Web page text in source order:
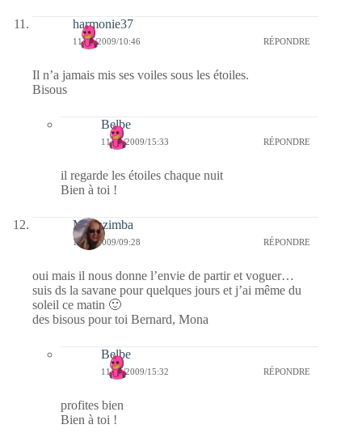
harmonie37
11/11/2009/10:46 RÉPONDRE
Il n’a jamais mis ses voiles sous les étoiles.
Bisous
Belbe
11/11/2009/15:33 RÉPONDRE
il regarde les étoiles chaque nuit
Bien à toi !
Monazimba
11/11/2009/09:28 RÉPONDRE
oui mais il nous donne l’envie de partir et voguer…
suis ds la savane pour quelques jours et j’ai même du
soleil ce matin 🙂
des bisous pour toi Bernard, Mona
Belbe
11/11/2009/15:32 RÉPONDRE
profites bien
Bien à toi !